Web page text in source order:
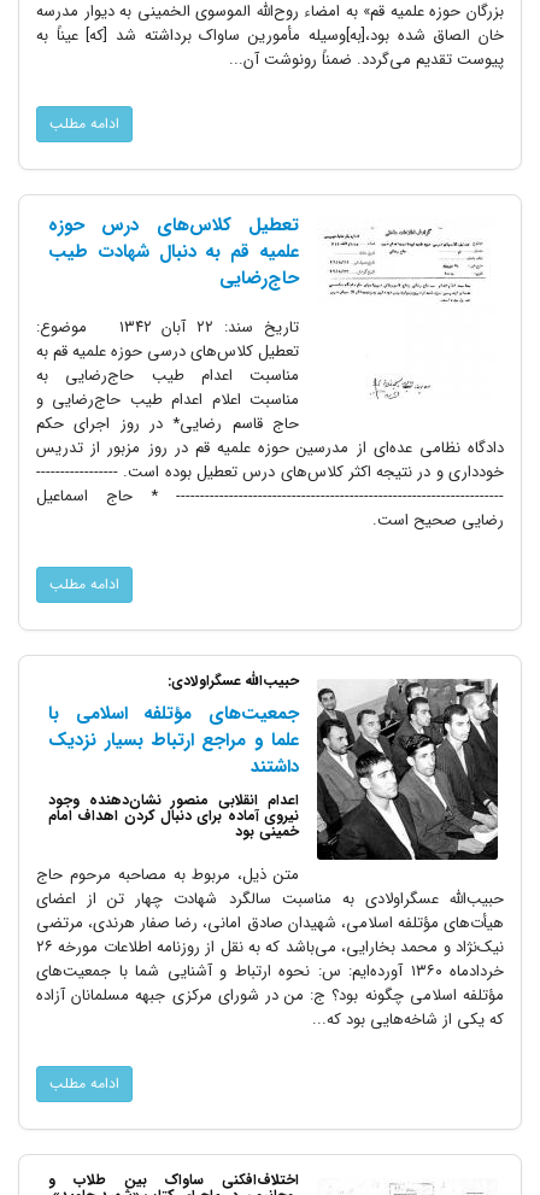
بزرگان حوزه علمیه قم» به امضاء روح‌الله الموسوی الخمینی به دیوار مدرسه
خان الصاق شده بود،[به]وسیله مأمورین ساواک برداشته شد [که] عیناً به
پیوست تقدیم می‌گردد. ضمناً رونوشت آن...
ادامه مطلب
تعطیل کلاس‌های درس حوزه
علمیه قم به دنبال شهادت طیب
حاج‌رضایی
تاریخ سند: ۲۲ آبان ۱۳۴۲ موضوع:
تعطیل کلاس‌های درسی حوزه علمیه قم به
مناسبت اعدام طیب حاج‌رضایی به
مناسبت اعلام اعدام طیب حاج‌رضایی و
حاج قاسم رضایی* در روز اجرای حکم
دادگاه نظامی عده‌ای از مدرسین حوزه علمیه قم در روز مزبور از تدریس
خودداری و در نتیجه اکثر کلاس‌های درس تعطیل بوده است. -----------------
-------------------------------------------------------------------- * حاج اسماعیل
رضایی صحیح است.
ادامه مطلب
حبیب‌الله عسگراولادی:
جمعیت‌های مؤتلفه اسلامی با
علما و مراجع ارتباط بسیار نزدیک
داشتند
اعدام انقلابی منصور نشان‌دهنده وجود
نیروی آماده برای دنبال کردن اهداف امام
خمینی بود
متن ذیل، مربوط به مصاحبه مرحوم حاج
حبیب‌الله عسگراولادی به مناسبت سالگرد شهادت چهار تن از اعضای
هیأت‌های مؤتلفه اسلامی، شهیدان صادق امانی، رضا صفار هرندی، مرتضی
نیک‌نژاد و محمد بخارایی، می‌باشد که به نقل از روزنامه اطلاعات مورخه ۲۶
خردادماه ۱۳۶۰ آورده‌ایم: س: نحوه ارتباط و آشنایی شما با جمعیت‌های
مؤتلفه اسلامی چگونه بود؟ ج: من در شورای مرکزی جبهه مسلمانان آزاده
که یکی از شاخه‌هایی بود که...
ادامه مطلب
اختلاف‌افکنی ساواک بین طلاب و